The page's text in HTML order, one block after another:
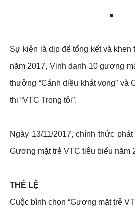
Sự kiện là dịp để tổng kết và
năm 2017, Vinh danh 10 gương
thưởng “Cánh diều khát vọng” và
thi “VTC Trong tôi”.
Ngày 13/11/2017, chính thức
Gương mặt trẻ VTC tiêu biểu năm
THỂ LỆ
Cuộc bình chọn “Gương mặt trẻ